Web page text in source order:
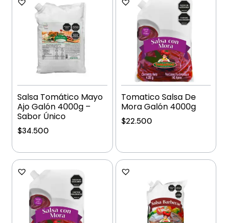
Salsa Tomático Mayo
Ajo Galón 4000g –
Sabor Único
$34.500
Tomatico Salsa De
Mora Galón 4000g
$22.500